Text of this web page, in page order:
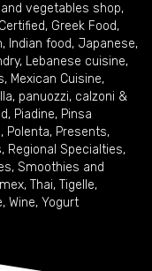
vegetables shop,
, Greek Food,
, Indian food, Japanese,
, Lebanese cuisine,
, Mexican Cuisine,
, panuozzi, calzoni &
, Piadine, Pinsa
, Polenta, Presents,
, Regional Specialties,
, Smoothies and
, Thai, Tigelle,
, Wine, Yogurt